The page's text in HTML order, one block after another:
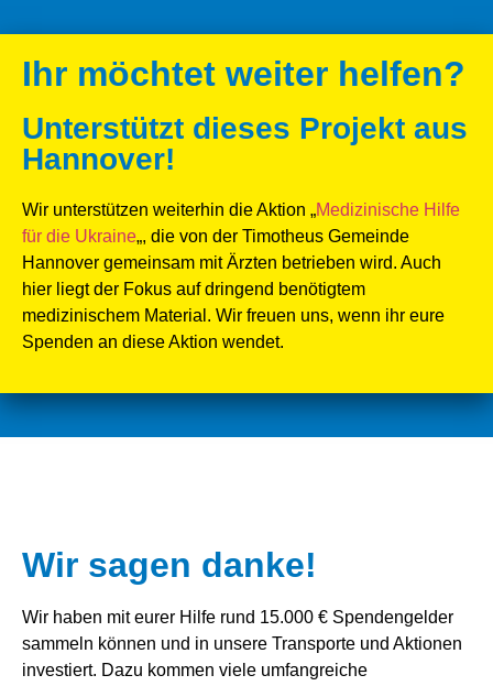
Ihr möchtet weiter helfen?
Unterstützt dieses Projekt aus
Hannover!
Wir unterstützen weiterhin die Aktion „Medizinische Hilfe
für die Ukraine„, die von der Timotheus Gemeinde
Hannover gemeinsam mit Ärzten betrieben wird. Auch
hier liegt der Fokus auf dringend benötigtem
medizinischem Material. Wir freuen uns, wenn ihr eure
Spenden an diese Aktion wendet.
Wir sagen danke!
Wir haben mit eurer Hilfe rund 15.000 € Spendengelder
sammeln können und in unsere Transporte und Aktionen
investiert. Dazu kommen viele umfangreiche